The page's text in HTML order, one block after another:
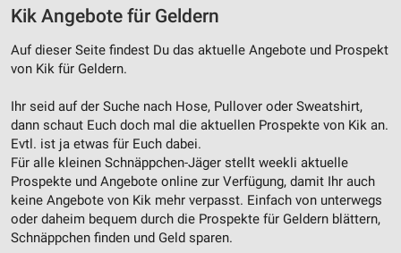
Kik Angebote für Geldern
Auf dieser Seite findest Du das aktuelle Angebote und Prospekt
von Kik für Geldern.
Ihr seid auf der Suche nach Hose, Pullover oder Sweatshirt,
dann schaut Euch doch mal die aktuellen Prospekte von Kik an.
Evtl. ist ja etwas für Euch dabei.
Für alle kleinen Schnäppchen-Jäger stellt weekli aktuelle
Prospekte und Angebote online zur Verfügung, damit Ihr auch
keine Angebote von Kik mehr verpasst. Einfach von unterwegs
oder daheim bequem durch die Prospekte für Geldern blättern,
Schnäppchen finden und Geld sparen.
Verwendung genauer Standortdaten
Geräte anhand von aktiv angeforderten
Informationen identifizieren
Notwendig
Performance
Funktional
Werbung